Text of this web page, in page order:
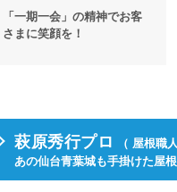
「一期一会」の精神でお客
さまに笑顔を！
萩原秀行プロ
（ 屋根職
あの仙台青葉城も手掛けた屋